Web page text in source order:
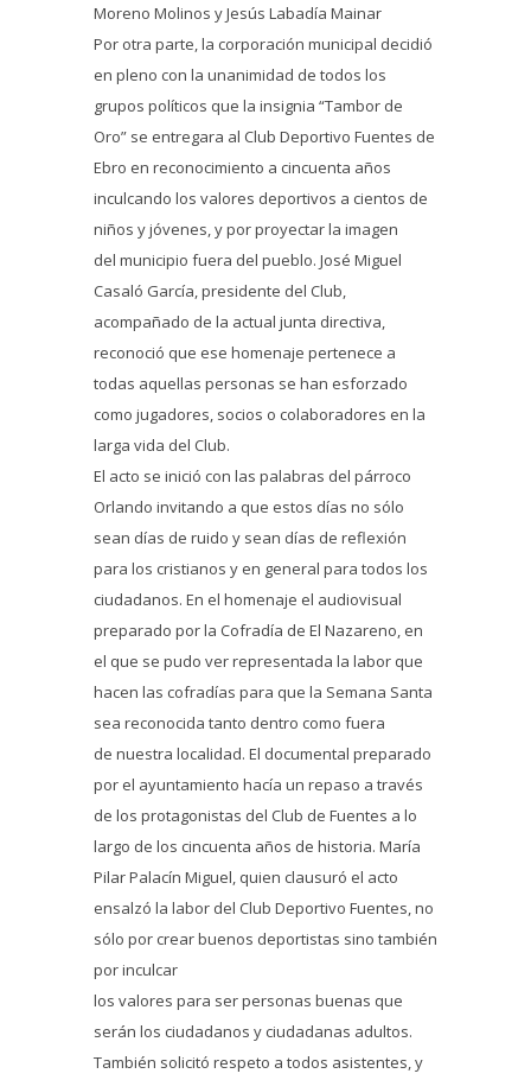
Moreno Molinos y Jesús Labadía Mainar
Por otra parte, la corporación municipal decidió
en pleno con la unanimidad de todos los
grupos políticos que la insignia “Tambor de
Oro” se entregara al Club Deportivo Fuentes de
Ebro en reconocimiento a cincuenta años
inculcando los valores deportivos a cientos de
niños y jóvenes, y por proyectar la imagen
del municipio fuera del pueblo. José Miguel
Casaló García, presidente del Club,
acompañado de la actual junta directiva,
reconoció que ese homenaje pertenece a
todas aquellas personas se han esforzado
como jugadores, socios o colaboradores en la
larga vida del Club.
El acto se inició con las palabras del párroco
Orlando invitando a que estos días no sólo
sean días de ruido y sean días de reflexión
para los cristianos y en general para todos los
ciudadanos. En el homenaje el audiovisual
preparado por la Cofradía de El Nazareno, en
el que se pudo ver representada la labor que
hacen las cofradías para que la Semana Santa
sea reconocida tanto dentro como fuera
de nuestra localidad. El documental preparado
por el ayuntamiento hacía un repaso a través
de los protagonistas del Club de Fuentes a lo
largo de los cincuenta años de historia. María
Pilar Palacín Miguel, quien clausuró el acto
ensalzó la labor del Club Deportivo Fuentes, no
sólo por crear buenos deportistas sino también
por inculcar
los valores para ser personas buenas que
serán los ciudadanos y ciudadanas adultos.
También solicitó respeto a todos asistentes, y